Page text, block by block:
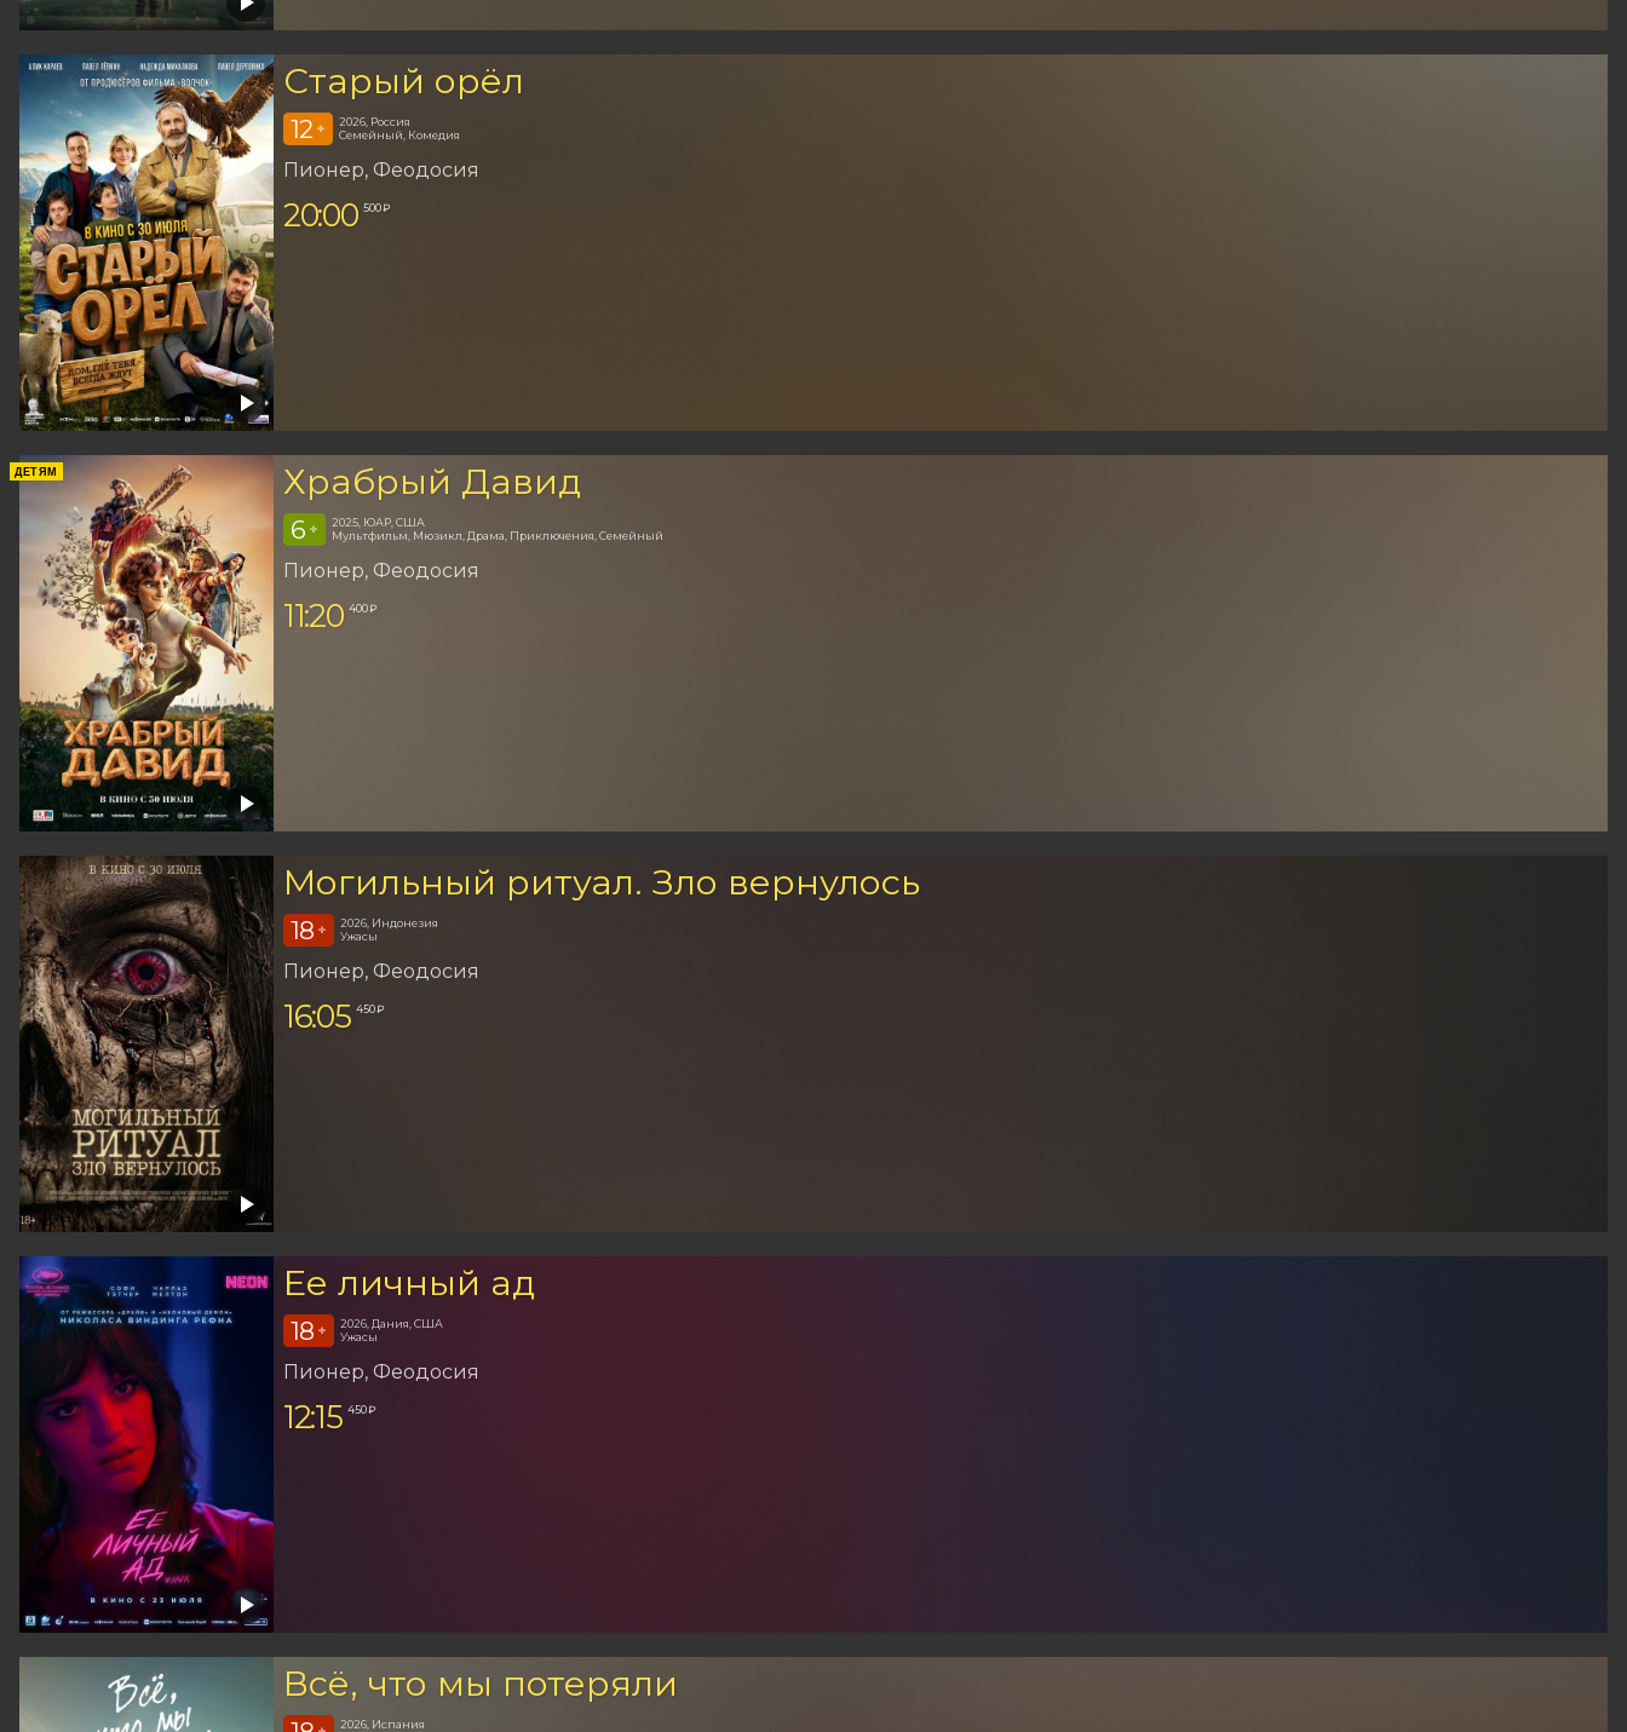
Старый орёл
12 +
2026, Россия
Семейный, Комедия
Пионер, Феодосия
20:00 500 ₽
ДЕТЯМ Храбрый Давид
6 +
2025, ЮАР, США
Мультфильм, Мюзикл, Драма, Приключения, Семейный
Пионер, Феодосия
11:20 400 ₽
Могильный ритуал. Зло вернулось
18 +
2026, Индонезия
Ужасы
Пионер, Феодосия
16:05 450 ₽
Ее личный ад
18 +
2026, Дания, США
Ужасы
Пионер, Феодосия
12:15 450 ₽
Всё, что мы потеряли
2026, Испания